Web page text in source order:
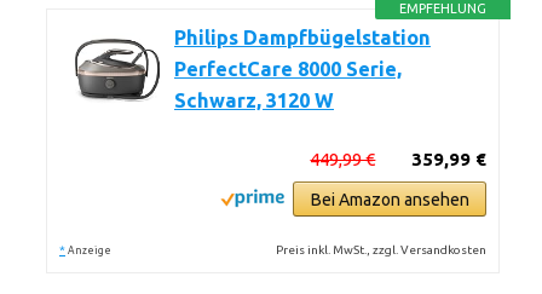
EMPFEHLUNG
Philips Dampfbügelstation
PerfectCare 8000 Serie,
Schwarz, 3120 W
359,99 €
449,99 €
Bei Amazon ansehen
* Anzeige Preis inkl. MwSt., zzgl. Versandkosten